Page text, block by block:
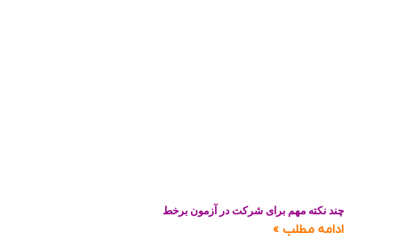
چند نکته مهم برای شرکت در آزمون برخط
ادامه مطلب »